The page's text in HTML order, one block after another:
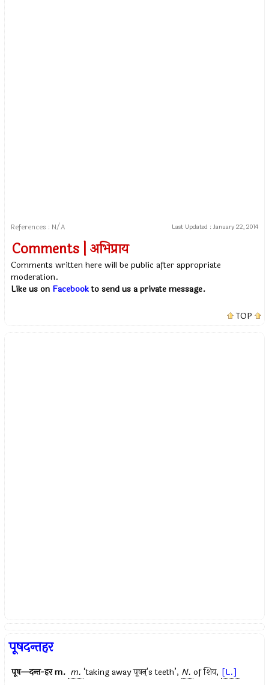
References : N/A Last Updated : January 22, 2014
Comments | अभिप्राय
Comments written here will be public after appropriate
moderation.
Like us on Facebookto send us a private message.
TOP
पूषदन्तहर
पूष—दन्त-हरm. m. ‘taking awayपूषन्'s teeth’, N. ofशिव, [L.]